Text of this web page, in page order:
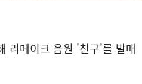
리메이크 음원 '친구'를 발매